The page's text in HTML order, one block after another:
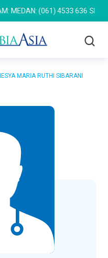
MEDAN: (061) 4533 636
MARIA RUTHI SIBARANI